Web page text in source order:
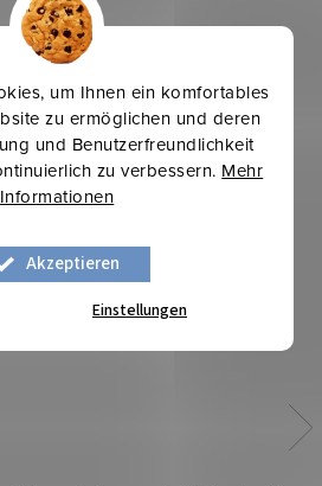
um Ihnen ein komfortables
zu ermöglichen und deren
und Benutzerfreundlichkeit
zu verbessern. Mehr
Informationen
Akzeptieren
Einstellungen
Dancing